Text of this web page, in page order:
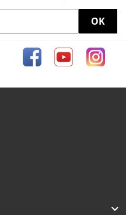
FacebookYouTube
